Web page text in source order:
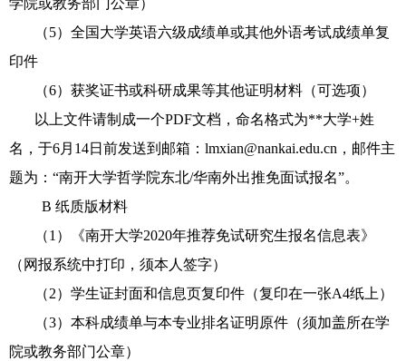
学院或教务部门公章）
（5）全国大学英语六级成绩单或其他外语考试成绩单复
印件
（6）获奖证书或科研成果等其他证明材料（可选项）
以上文件请制成一个PDF文档，命名格式为**大学+姓
名，于6月 14日前发送到邮箱： lmxian@nankai.edu.cn ，邮件主
题为： “南开大学哲学院东北/华南外出推免面试报名”。
B 纸质版材料
（1）《南开大学2020年推荐免试研究生报名信息表》
（网报系统中打印，须本人签字）
（2）学生证封面和信息页复印件（复印在一张A4纸上）
（3）本科成绩单与本专业排名证明原件（须加盖所在学
院或教务部门公章）